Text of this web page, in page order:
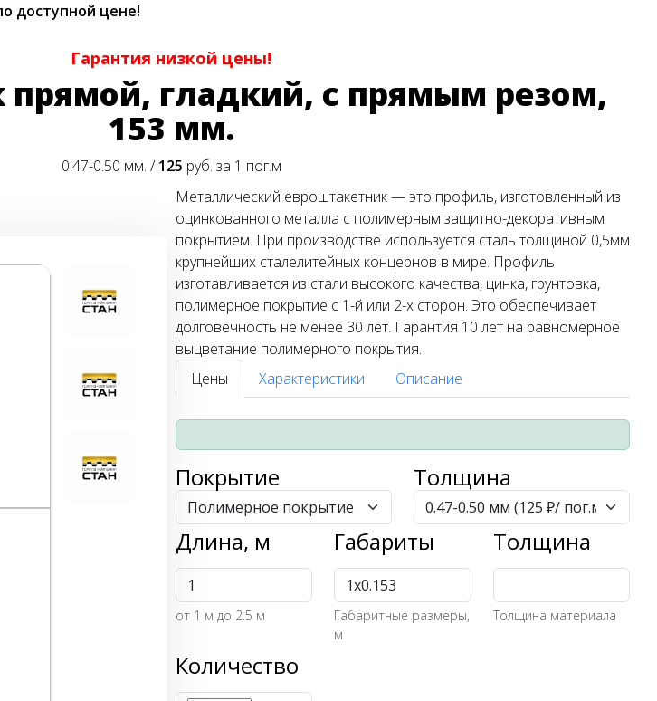
доступной цене!
Гарантия низкой цены!
прямой, гладкий, с прямым резом,
153 мм.
0.47-0.50 мм. /125 руб. за 1 пог.м
Металлический евроштакетник — это профиль, изготовленный из
оцинкованного металла с полимерным защитно-декоративным
покрытием. При производстве используется сталь толщиной 0,5мм
крупнейших сталелитейных концернов в мире. Профиль
изготавливается из стали высокого качества, цинка, грунтовка,
полимерное покрытие с 1-й или 2-х сторон. Это обеспечивает
долговечность не менее 30 лет. Гарантия 10 лет на равномерное
выцветание полимерного покрытия.
Цены
Характеристики Описание
Покрытие Толщина
Длина, м
от 1 м до 2.5 м
Габариты
Габаритные размеры,
м
Толщина
Толщина материала
Количество